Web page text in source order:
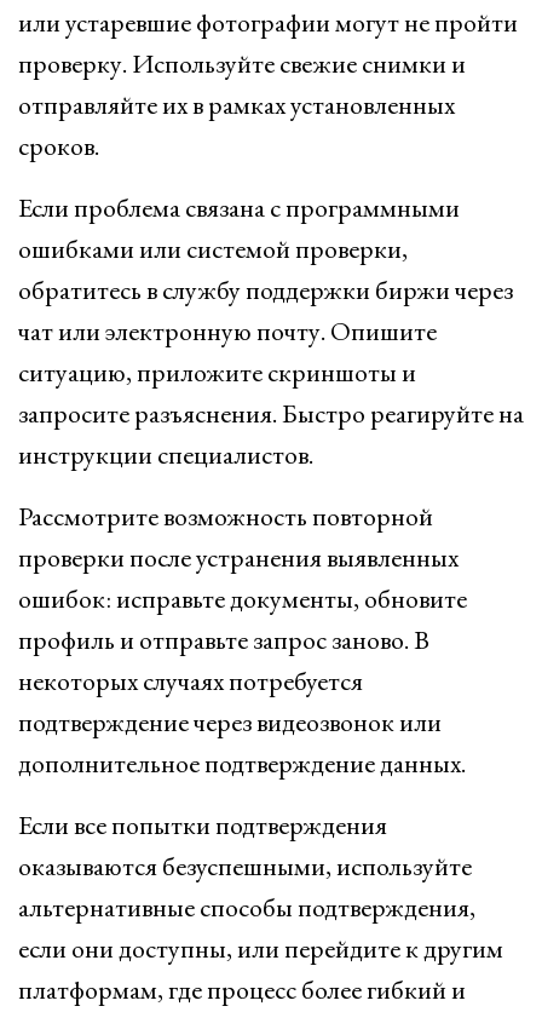
или устаревшие фотографии могут не пройти
проверку. Используйте свежие снимки и
отправляйте их в рамках установленных
сроков.
Если проблема связана с программными
ошибками или системой проверки,
обратитесь в службу поддержки биржи через
чат или электронную почту. Опишите
ситуацию, приложите скриншоты и
запросите разъяснения. Быстро реагируйте на
инструкции специалистов.
Рассмотрите возможность повторной
проверки после устранения выявленных
ошибок: исправьте документы, обновите
профиль и отправьте запрос заново. В
некоторых случаях потребуется
подтверждение через видеозвонок или
дополнительное подтверждение данных.
Если все попытки подтверждения
оказываются безуспешными, используйте
альтернативные способы подтверждения,
если они доступны, или перейдите к другим
платформам, где процесс более гибкий и